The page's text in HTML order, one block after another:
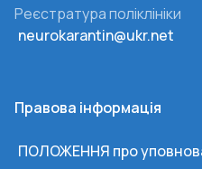
Реєстратура поліклініки
neurokarantin@ukr.net
Правова інформація
ПОЛОЖЕННЯ про